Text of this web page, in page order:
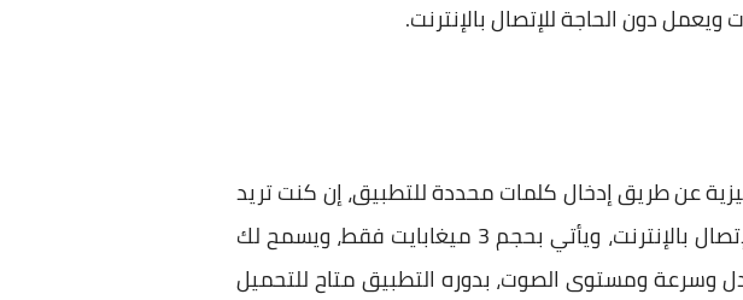
دون الحاجة للإتصال بالإنترنت.
عن طريق إدخال كلمات محددة للتطبيق، إن كنت تريد
ذلك فهذا التطبيق هدفك، حيث أبرز ما يأتي به هو العمل دون الحاجة للإتصال بالإنترنت، ويأتي بحجم 3 ميغابايت فقط، ويسمح لك
وسرعة ومستوى الصوت، بدوره التطبيق متاح للتحميل